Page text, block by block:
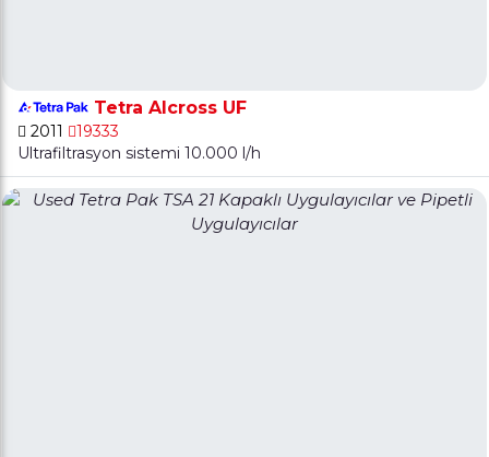
Tetra Alcross UF
2011
19333
Ultrafiltrasyon sistemi 10.000 l/h